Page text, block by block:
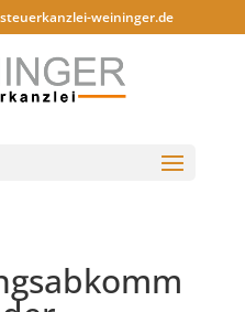
weininger.de